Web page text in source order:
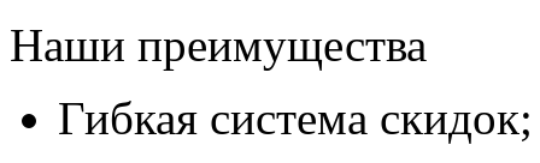
Наши преимущества
Гибкая система скидок;